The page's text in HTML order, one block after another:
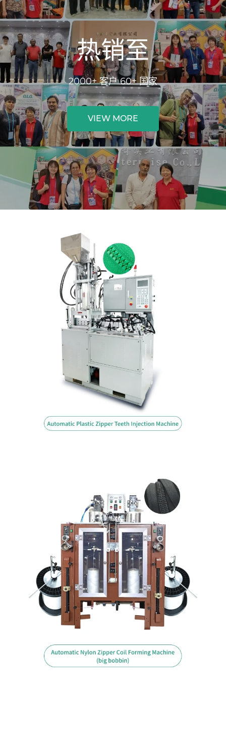
热销至
2000+ 客户 60+ 国家
VIEW MORE